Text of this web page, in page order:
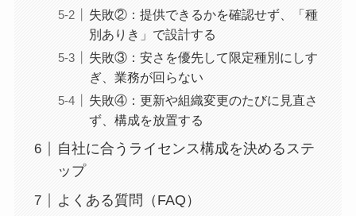
失敗②：提供できるかを確認せず、「種
別ありき」で設計する
失敗③：安さを優先して限定種別にしす
ぎ、業務が回らない
失敗④：更新や組織変更のたびに見直さ
ず、構成を放置する
自社に合うライセンス構成を決めるステ
ップ
よくある質問（FAQ）